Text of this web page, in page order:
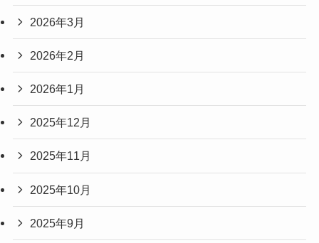
2026年3月
2026年2月
2026年1月
2025年12月
2025年11月
2025年10月
2025年9月